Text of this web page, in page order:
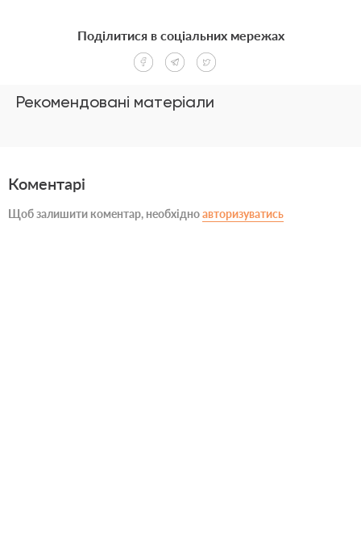
Рекомендовані матеріали
Поділитися в соціальних мережах
Коментарі
Щоб залишити коментар, необхідноавторизуватись